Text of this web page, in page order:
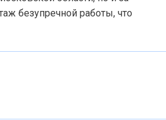
безупречной работы, что